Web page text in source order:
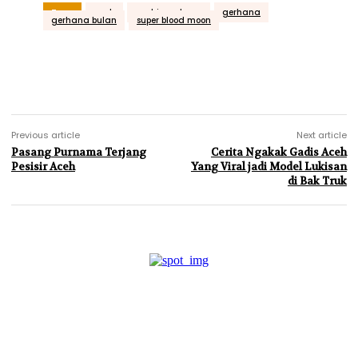
Tags aceh acehjurnal.com gerhana
gerhana bulan super blood moon
Previous article
Pasang Purnama Terjang
Pesisir Aceh
Next article
Cerita Ngakak Gadis Aceh
Yang Viral jadi Model Lukisan
di Bak Truk